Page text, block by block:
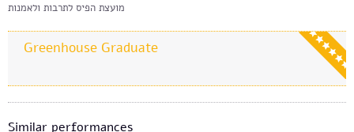
מועצת הפיס לתרבות ולאמנות
Greenhouse Graduate
Similar performances